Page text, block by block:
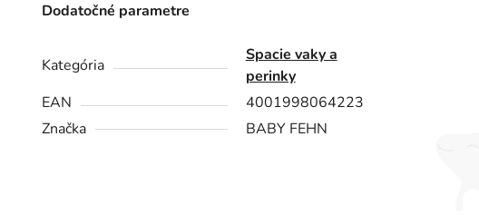
Dodatočné parametre
Kategória
Spacie vaky a
perinky
EAN
4001998064223
Značka
BABY FEHN